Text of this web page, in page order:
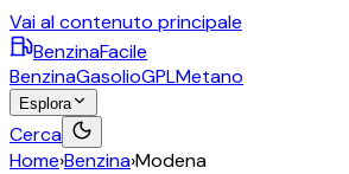
Vai al contenuto principale
BenzinaFacile
BenzinaGasolioGPLMetano
Esplora
Cerca
Home›Benzina›Modena